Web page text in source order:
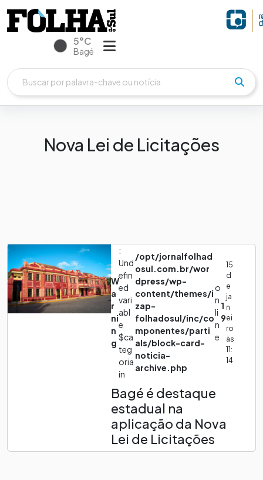
5°C
Bagé
Nova Lei de Licitações
W
a
r
ni
n
g
:
Und
efin
ed
vari
abl
e
$ca
teg
oria
in
/opt/jornalfolhad
osul.com.br/wor
dpress/wp-
content/themes/i
zap-
folhadosul/inc/co
mponentes/parti
als/block-card-
noticia-
archive.php
o
n
li
n
e
1
9
15
d
e
ja
n
ei
ro
às
11:
14
Bagé é destaque
estadual na
aplicação da Nova
Lei de Licitações